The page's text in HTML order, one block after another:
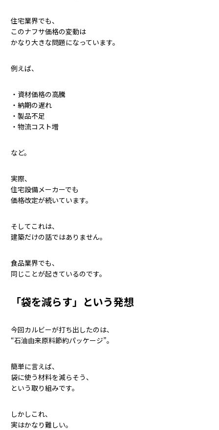
住宅業界でも、
このナフサ価格の変動は
かなり大きな問題になっています。
例えば、
・資材価格の高騰
・納期の遅れ
・製品不足
・物流コスト増
など。
実際、
住宅設備メーカーでも
価格改定が続いています。
そしてこれは、
建築だけの話ではありません。
食品業界でも、
同じことが起きているのです。
「袋を減らす」という発想
今回カルビーが打ち出したのは、
“石油由来原料節約パッケージ”。
簡単に言えば、
袋に使う材料を減らそう、
という取り組みです。
しかしこれ、
実はかなり難しい。